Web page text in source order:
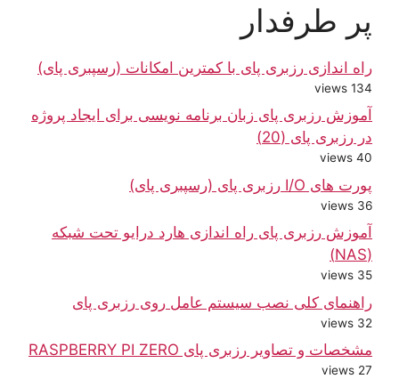
پر طرفدار
راه اندازی رزبری پای با کمترین امکانات (رسپبری پای)
134 views
آموزش رزبری پای زبان برنامه نویسی برای ایجاد پروژه
در رزبری پای (20)
40 views
پورت های I/O رزبری پای (رسپبری پای)
36 views
آموزش رزبری پای راه اندازی هارد درایو تحت شبکه
(NAS)
35 views
راهنمای کلی نصب سیستم عامل روی رزبری پای
32 views
مشخصات و تصاویر رزبری پای RASPBERRY PI ZERO
27 views